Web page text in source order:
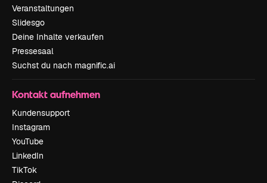
Veranstaltungen
Slidesgo
Deine Inhalte verkaufen
Pressesaal
Suchst du nach magnific.ai
Kontakt aufnehmen
Kundensupport
Instagram
YouTube
LinkedIn
TikTok